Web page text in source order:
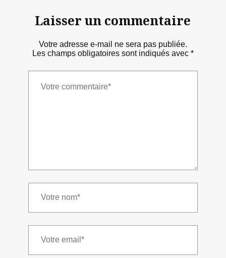
Laisser un commentaire
Votre adresse e-mail ne sera pas publiée.
Les champs obligatoires sont indiqués avec *